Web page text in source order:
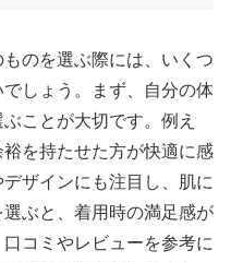
のを選ぶ際には、いくつ
しょう。まず、自分の体
ことが大切です。例え
を持たせた方が快適に感
ザインにも注目し、肌に
ぶと、着用時の満足感が
コミやレビューを参考に